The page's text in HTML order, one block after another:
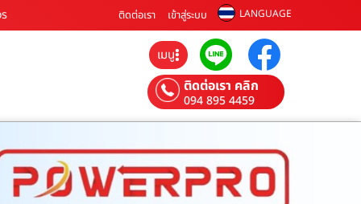
ติดต่อเรา เข้าสู่ระบบ LANGUAGE
เมนู
ติดต่อเรา คลิก
094 895 4459